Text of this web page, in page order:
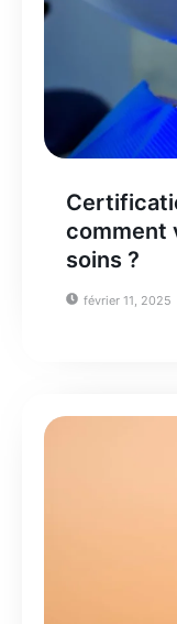
comment
soins ?
février 11, 2025